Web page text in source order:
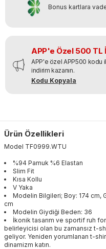
Bonus kartlara
APP'e Özel 500 TL
APP'e özel APP500 kodu
indirim kazanın.
Kodu Kopyala
Ürün Özellikleri
Model TF0999.WTU
%94 Pamuk %6 Elastan
Slim Fit
Kısa Kollu
V Yaka
Modelin Bilgileri; Boy: 174 cm,
cm
Modelin Giydiği Beden: 36
İkonik tasarım ve sportif ruh
belirleyicisi olan bu zamansız t-
geliyor. Yeniden yorumlanan t-
dinamizm katın.